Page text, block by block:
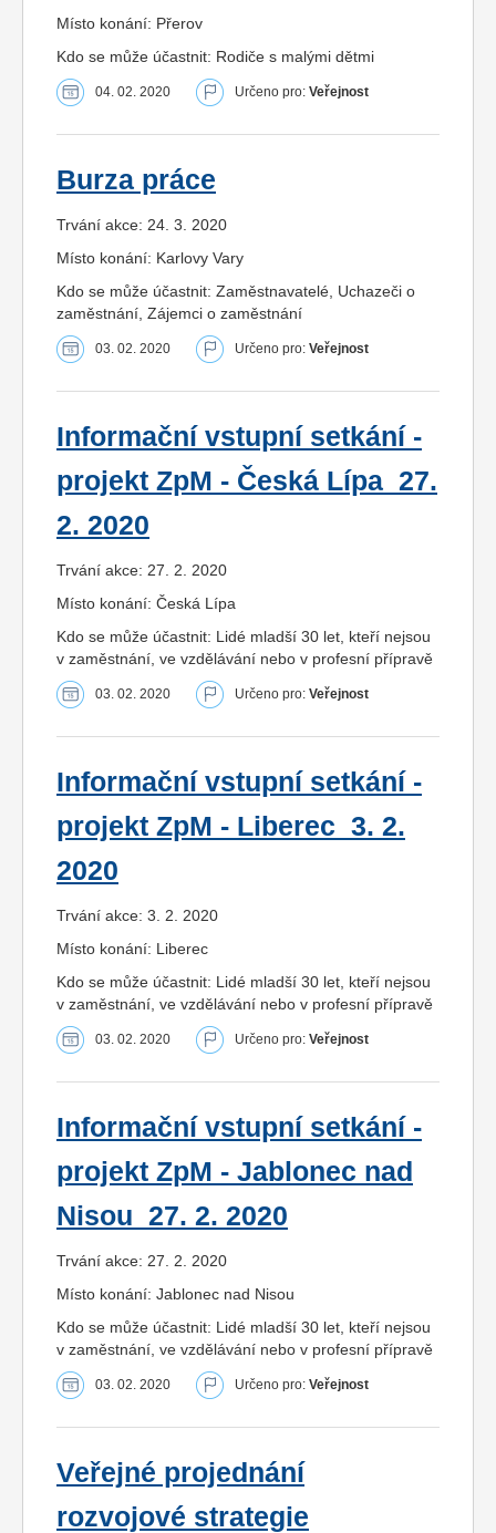
Místo konání: Přerov
Kdo se může účastnit: Rodiče s malými dětmi
04. 02. 2020 Určeno pro: Veřejnost
Burza práce
Trvání akce: 24. 3. 2020
Místo konání: Karlovy Vary
Kdo se může účastnit: Zaměstnavatelé, Uchazeči o
zaměstnání, Zájemci o zaměstnání
03. 02. 2020 Určeno pro: Veřejnost
Informační vstupní setkání -
projekt ZpM - Česká Lípa_27.
2. 2020
Trvání akce: 27. 2. 2020
Místo konání: Česká Lípa
Kdo se může účastnit: Lidé mladší 30 let, kteří nejsou
v zaměstnání, ve vzdělávání nebo v profesní přípravě
03. 02. 2020 Určeno pro: Veřejnost
Informační vstupní setkání -
projekt ZpM - Liberec_3. 2.
2020
Trvání akce: 3. 2. 2020
Místo konání: Liberec
Kdo se může účastnit: Lidé mladší 30 let, kteří nejsou
v zaměstnání, ve vzdělávání nebo v profesní přípravě
03. 02. 2020 Určeno pro: Veřejnost
Informační vstupní setkání -
projekt ZpM - Jablonec nad
Nisou_27. 2. 2020
Trvání akce: 27. 2. 2020
Místo konání: Jablonec nad Nisou
Kdo se může účastnit: Lidé mladší 30 let, kteří nejsou
v zaměstnání, ve vzdělávání nebo v profesní přípravě
03. 02. 2020 Určeno pro: Veřejnost
Veřejné projednání
rozvojové strategie